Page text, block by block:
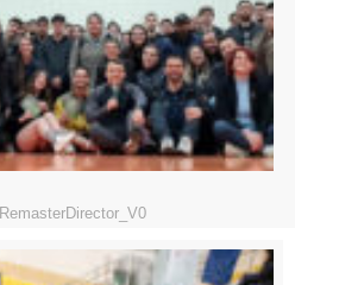
RemasterDirector_V0